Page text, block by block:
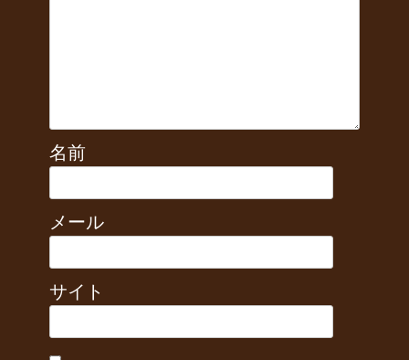
名前
メール
サイト